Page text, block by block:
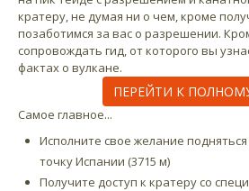
кратеру, не думая ни о чем, кроме
позаботимся за вас о разрешении.
сопровождать гид, от которого вы
фактах о вулкане.
ПЕРЕЙТИ К
Cамое главное...
Исполните свое желание
точку Испании (3715 м)
Получите доступ к кратеру со